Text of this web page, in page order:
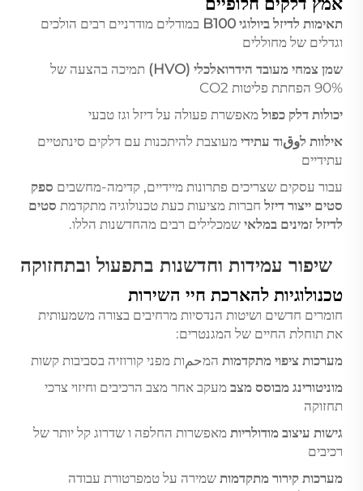
תאימות לדיזל ביולוגי B100
במודלים מודרניים רבים הולכים
וגדלים של מחוללים
שמן צמחי מעובד הידרואלכלי (HVO)
תמיכה בהצעה של
90% הפחתת פליטות CO2
יכולות דלק כפול מאפשרת פעולה על דיזל וגז טבעי
אילוות לوقוד עתידי מעוצבת להיתכנות עם דלקים סינתטיים
עתידיים
עבור עסקים שצריכים פתרונות מיידיים, קדימה-מחשבים ספק
סטים ייצור דיזל חברות מציעות כעת טכנולוגיה מתקדמת סטים
לדיזל זמינים במלאי שמכלילים רבים מהחדשנות הללו.
שיפור עמידות וחדשנות בתפעול ובתחזוקה
טכנולוגיות להארכת חיי השירות
חומרים חדשים ושיטות הנדסיות מרחיבים בצורה משמעותית
את תוחלת החיים של המגנטרים:
מערכות ציפוי מתקדמות המحمות מפני קורוזיה בסביבות קשות
מוניטורינג מבוסס מצב מעקב אחר מצב הרכיבים וחיזוי צרכי
תחזוקה
גישות עיצוב מודולריות מאפשרות החלפה ו שדרוג קל יותר של
רכיבים
מערכות קירור מתקדמות שמירה על טמפרטורת עבודה